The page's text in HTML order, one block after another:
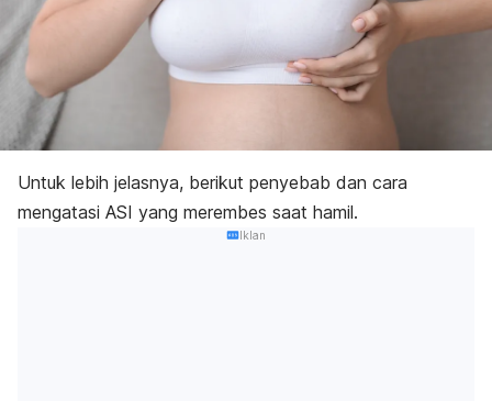
Untuk lebih jelasnya, berikut penyebab dan cara
mengatasi ASI yang merembes saat hamil.
Iklan